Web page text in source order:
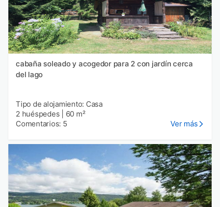
cabaña soleado y acogedor para 2 con jardín cerca
del lago
Tipo de alojamiento: Casa
2 huéspedes
60 m²
Comentarios: 5
Ver más